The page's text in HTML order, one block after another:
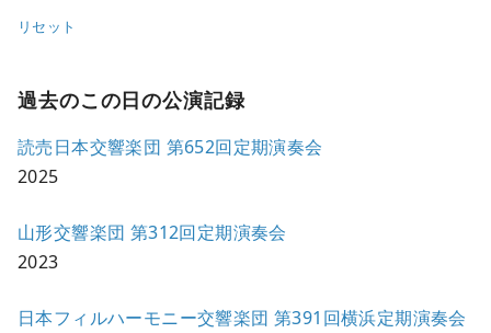
リセット
過去のこの日の公演記録
読売日本交響楽団 第652回定期演奏会
2025
山形交響楽団 第312回定期演奏会
2023
日本フィルハーモニー交響楽団 第391回横浜定期演奏会